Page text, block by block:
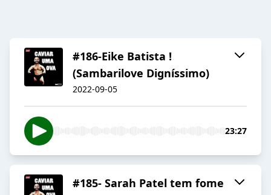
#186-Eike Batista !
(Sambarilove Digníssimo)
2022-09-05
23:27
#185- Sarah Patel tem fome